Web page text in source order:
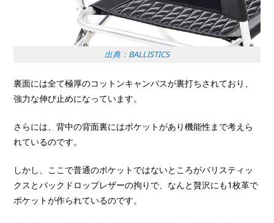
出典：BALLISTICS
裏面には全て極厚のコットンキャンバスが裏打ちされており、
強力な伸び止めになっています。
さらには、背中の背面裏にはポケットがあり機能性まで考えら
れているのです。
しかし、ここで普通のポケットではないところがバリスティッ
クスとバックドロップレザーの拘りで、なんと贅沢にも1枚革で
ポケットが作られているのです。